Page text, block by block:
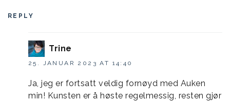
REPLY
Trine
25. JANUAR 2023 AT 14:40
Ja, jeg er fortsatt veldig fornøyd med Auken
min! Kunsten er å høste regelmessig, resten gjør